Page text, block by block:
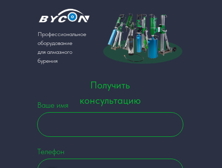
Профессиональное
оборудование
для алмазного
бурения
Получить
консультацию
Ваше имя
Телефон